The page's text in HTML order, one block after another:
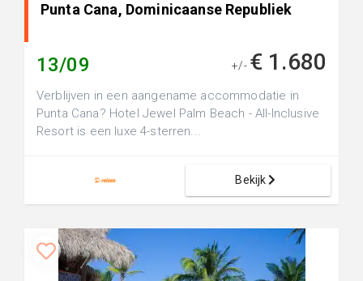
Punta Cana, Dominicaanse Republiek
13/09 +/- € 1.680
Verblijven in een aangename accommodatie in
Punta Cana? Hotel Jewel Palm Beach - All-Inclusive
Resort is een luxe 4-sterren...
Bekijk